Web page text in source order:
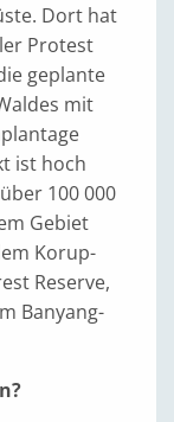
Dort hat
Protest
geplante
mit
ist hoch
100 000
Gebiet
Korup-
Reserve,
Banyang-